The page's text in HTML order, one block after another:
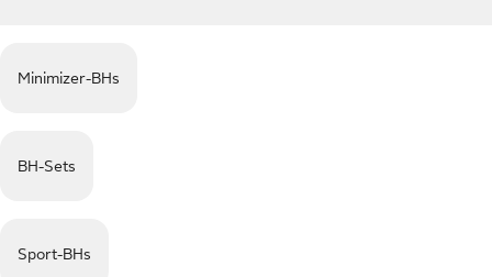
Minimizer-BHs
BH-Sets
Sport-BHs